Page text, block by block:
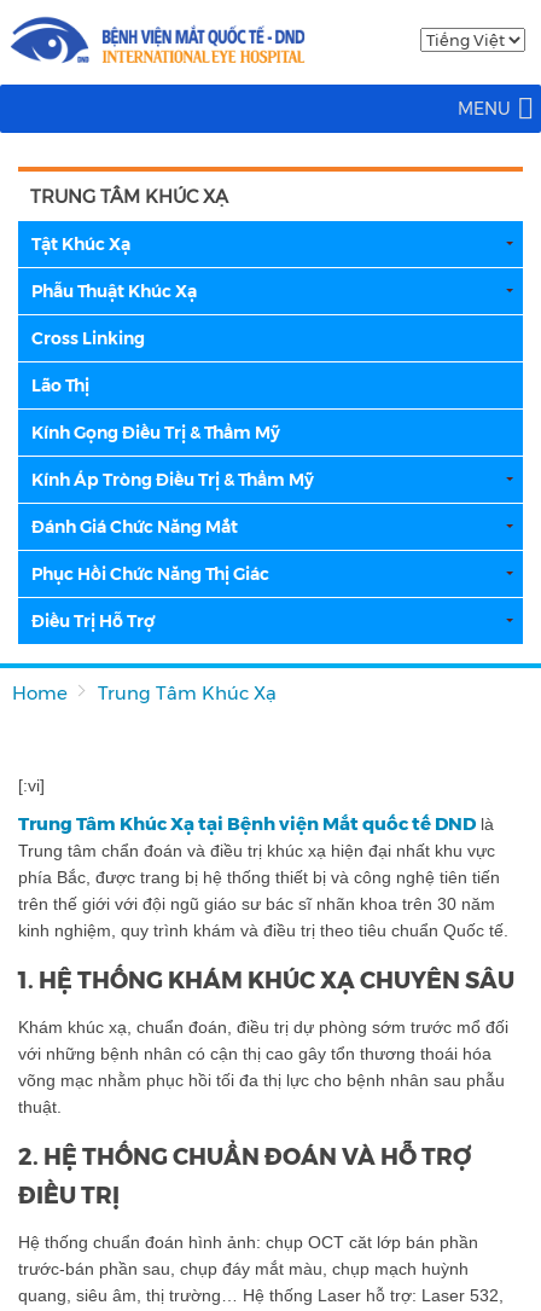
MENU
TRUNG TÂM KHÚC XẠ
Tật Khúc Xạ
Phẫu Thuật Khúc Xạ
Cross Linking
Lão Thị
Kính Gọng Điều Trị & Thẩm Mỹ
Kính Áp Tròng Điều Trị & Thẩm Mỹ
Đánh Giá Chức Năng Mắt
Phục Hồi Chức Năng Thị Giác
Điều Trị Hỗ Trợ
Home Trung Tâm Khúc Xạ
[:vi]
Trung Tâm Khúc Xạ tại Bệnh viện Mắt quốc tế DND là
Trung tâm chẩn đoán và điều trị khúc xạ hiện đại nhất khu vực
phía Bắc, được trang bị hệ thống thiết bị và công nghệ tiên tiến
trên thế giới với đội ngũ giáo sư bác sĩ nhãn khoa trên 30 năm
kinh nghiệm, quy trình khám và điều trị theo tiêu chuẩn Quốc tế.
1. HỆ THỐNG KHÁM KHÚC XẠ CHUYÊN SÂU
Khám khúc xạ, chuẩn đoán, điều trị dự phòng sớm trước mổ đối
với những bệnh nhân có cận thị cao gây tổn thương thoái hóa
võng mạc nhằm phục hồi tối đa thị lực cho bệnh nhân sau phẫu
thuật.
2. HỆ THỐNG CHUẨN ĐOÁN VÀ HỖ TRỢ
ĐIỀU TRỊ
Hệ thống chuẩn đoán hình ảnh: chụp OCT căt lớp bán phần
trước-bán phần sau, chụp đáy mắt màu, chụp mạch huỳnh
quang, siêu âm, thị trường… Hệ thống Laser hỗ trợ: Laser 532,